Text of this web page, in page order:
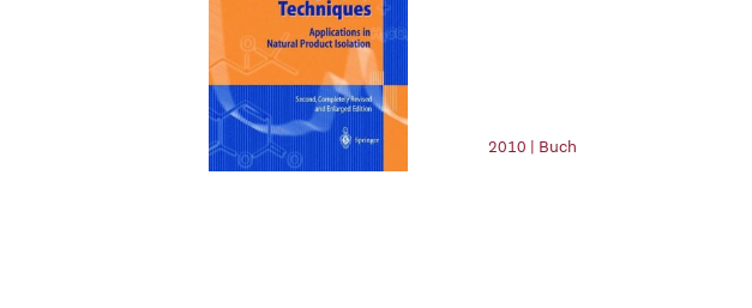
2010 | Buch